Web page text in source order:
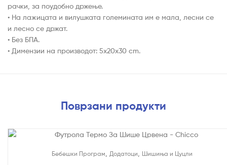
рачки, за поудобно држење.
• На лажицата и вилушката големината им е мала, лесни се
и лесно се држат.
• Без БПА.
• Димензии на производот: 5x20x30 cm.
Поврзани продукти
Бебешки Програм Додатоци Шишиња и Цуцли